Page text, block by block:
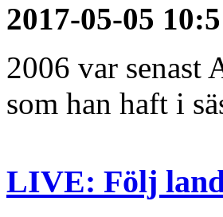
2017-05-05
2006 var senast
som han haft i
LIVE: Följ